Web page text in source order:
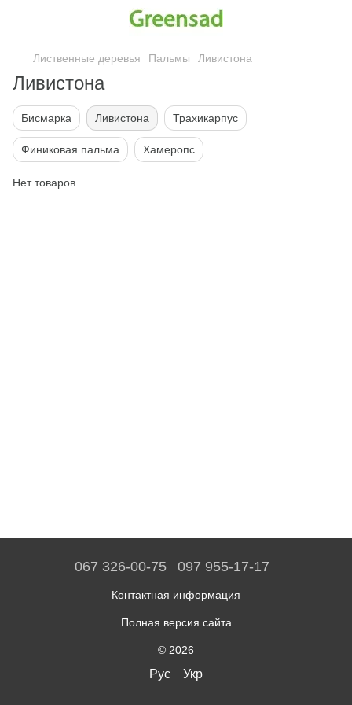
Лиственные деревья Пальмы Ливистона
Ливистона
Бисмарка Ливистона Трахикарпус
Финиковая пальма Хамеропс
Нет товаров
067 326-00-75 097 955-17-17
Контактная информация
Полная версия сайта
© 2026
Рус Укр